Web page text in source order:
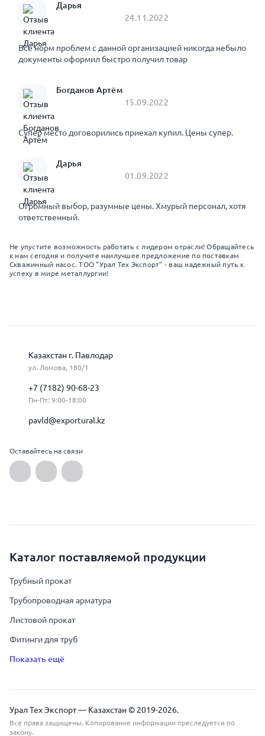
Дарья
24.11.2022
Все норм проблем с данной организацией никогда небыло
документы оформил быстро получил товар
Богданов Артём
15.09.2022
Супер место договорились приехал купил. Цены супер.
Дарья
01.09.2022
Огромный выбор, разумные цены. Хмурый персонал, хотя
ответственный.
Не упустите возможность работать с лидером отрасли! Обращайтесь
к нам сегодня и получите наилучшее предложение по поставкам
Скважинный насос. ТОО "Урал Тех Экспорт" - ваш надежный путь к
успеху в мире металлургии!
Казахстан г. Павлодар
ул. Ломова, 180/1
+7 (7182) 90-68-23
Пн-Пт: 9:00-18:00
pavld@exportural.kz
Оставайтесь на связи
Каталог поставляемой продукции
Трубный прокат
Трубопроводная арматура
Листовой прокат
Фитинги для труб
Показать ещё
Урал Тех Экспорт — Казахстан © 2019-2026.
Все права защищены. Копирование информации преследуется по
закону.